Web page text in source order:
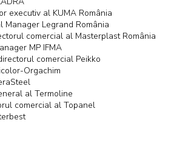
executiv al KUMA România
Manager Legrand România
comercial al Masterplast România
MP IFMA
comercial Peikko
Orgachim
al Termoline
comercial al Topanel